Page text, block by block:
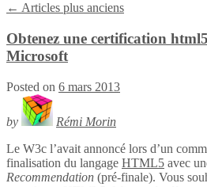
← Articles plus anciens
Obtenez une certification
Microsoft
Posted on 6 mars 2013
by
Rémi Morin
Le W3c l’avait annoncé lors d’un
finalisation du langage HTML5 avec
Recommendation (pré-finale). Vous